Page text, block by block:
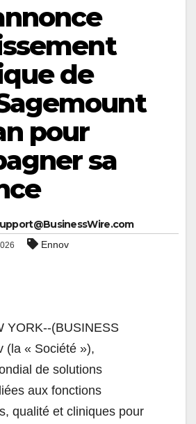
de
pour
sa
Ennov
YORK--(BUSINESS
(la « Société »),
de solutions
aux fonctions
qualité et cliniques pour